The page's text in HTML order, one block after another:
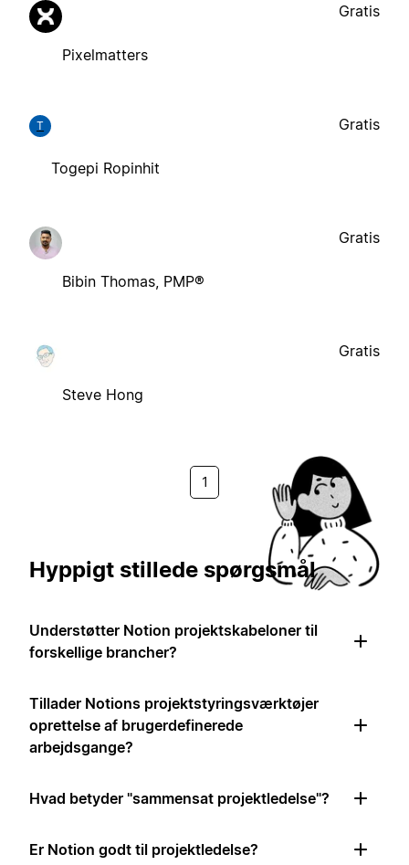
Pixelmatters
Gratis
T
Togepi Ropinhit
Gratis
Bibin Thomas, PMP®
Gratis
Steve Hong
Gratis
1
Hyppigt stillede spørgsmål
Understøtter Notion projektskabeloner til
forskellige brancher?
Tillader Notions projektstyringsværktøjer
oprettelse af brugerdefinerede
arbejdsgange?
Hvad betyder "sammensat projektledelse"?
Er Notion godt til projektledelse?